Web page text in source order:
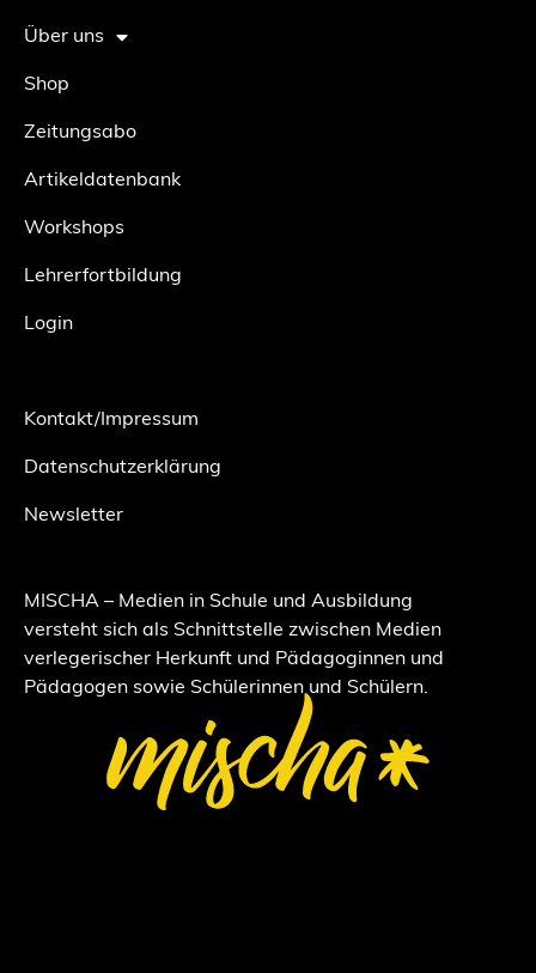
Über uns
Shop
Zeitungsabo
Artikeldatenbank
Workshops
Lehrerfortbildung
Login
Kontakt/Impressum
Datenschutzerklärung
Newsletter
MISCHA – Medien in Schule und Ausbildung
versteht sich als Schnittstelle zwischen Medien
verlegerischer Herkunft und Pädagoginnen und
Pädagogen sowie Schülerinnen und Schülern.